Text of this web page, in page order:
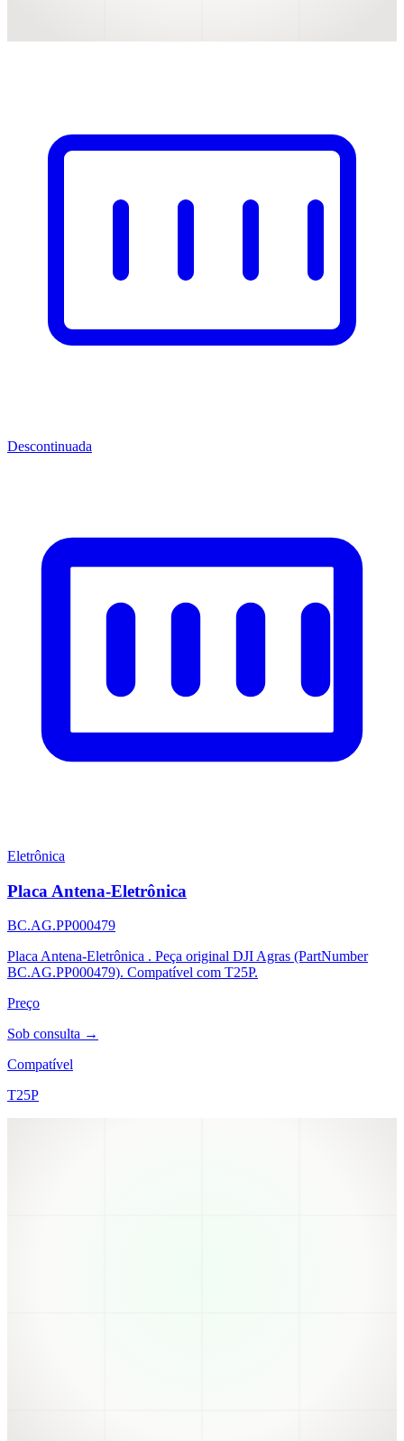
Descontinuada
Eletrônica
Placa Antena-Eletrônica
BC.AG.PP000479
Placa Antena-Eletrônica . Peça original DJI Agras (PartNumber
BC.AG.PP000479). Compatível com T25P.
Preço
Sob consulta →
Compatível
T25P